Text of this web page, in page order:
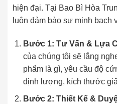
hiện đại. Tại Bao Bì Hòa
luôn đảm bảo sự minh bạch
Bước 1: Tư Vấn & Lựa
của chúng tôi sẽ lắng
phẩm là gì, yêu cầu độ
định lượng, kích thước
Bước 2: Thiết Kế &